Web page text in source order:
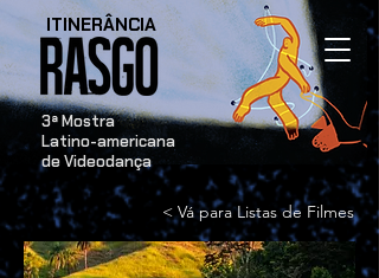
ITINERÂNCIA
​3ª Mostra
Latino-americana
de Videodança
< Vá para Listas de Filmes